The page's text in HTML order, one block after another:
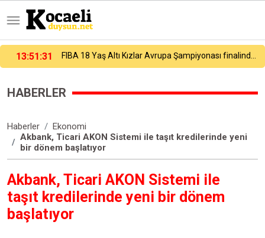
13:58:10
HABERLER
Haberler
Ekonomi
Akbank, Ticari AKON Sistemi ile taşıt kredilerinde yeni
bir dönem başlatıyor
Akbank, Ticari AKON Sistemi ile
taşıt kredilerinde yeni bir dönem
başlatıyor